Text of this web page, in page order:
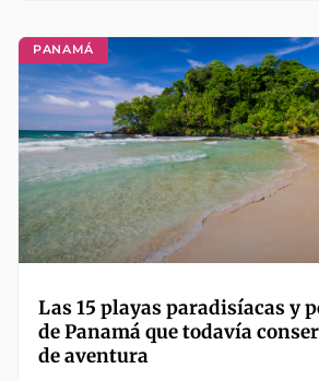
PANAMÁ
Las 15 playas paradisíacas y
de Panamá que todavía
de aventura